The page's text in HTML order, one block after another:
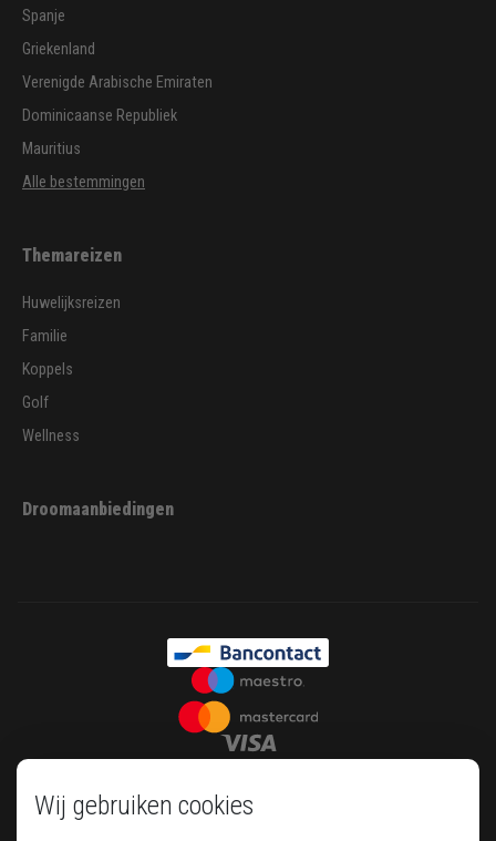
Wij gebruiken cookies
Spanje
Griekenland
Verenigde Arabische Emiraten
Dominicaanse Republiek
Mauritius
Alle bestemmingen
Themareizen
Huwelijksreizen
Familie
Koppels
Golf
Wellness
Droomaanbiedingen